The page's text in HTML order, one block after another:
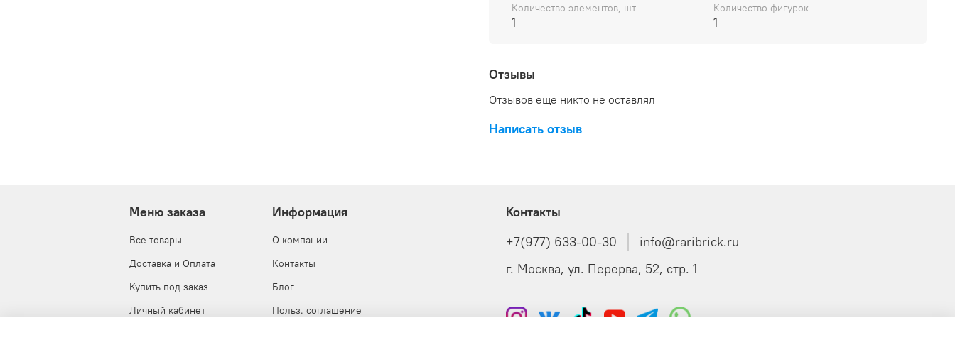
Количество элементов, шт
1
Количество фигурок
1
Отзывы
Отзывов еще никто не оставлял
Написать отзыв
Меню заказа
Все товары
Доставка и Оплата
Купить под заказ
Личный кабинет
Информация
О компании
Контакты
Блог
Польз. соглашение
Контакты
+7(977) 633-00-30
info@raribrick.ru
г. Москва, ул. Перерва, 52, стр. 1